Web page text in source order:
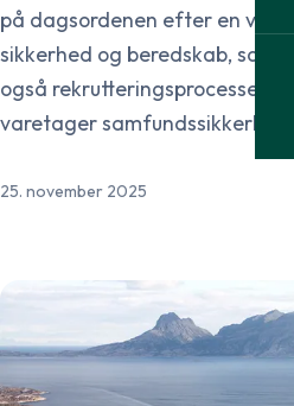
på dagsordenen efter en
sikkerhed og beredskab, som
også rekrutteringsprocessen i
varetager
25. november 2025